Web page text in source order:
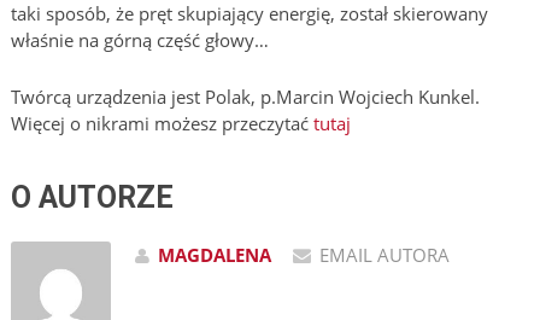
taki sposób, że pręt skupiający energię, został skierowany
właśnie na górną część głowy…
Twórcą urządzenia jest Polak, p.Marcin Wojciech Kunkel.
Więcej o nikrami możesz przeczytać tutaj
O AUTORZE
MAGDALENA EMAIL AUTORA